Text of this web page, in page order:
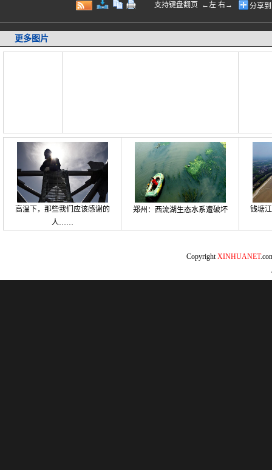
支持键盘翻页 ←左 右→ 分享
更多图片
高温下，那些我们应该感谢的
人……
郑州：西流湖生态水系遭破坏 钱塘
CopyrightXINHUANET